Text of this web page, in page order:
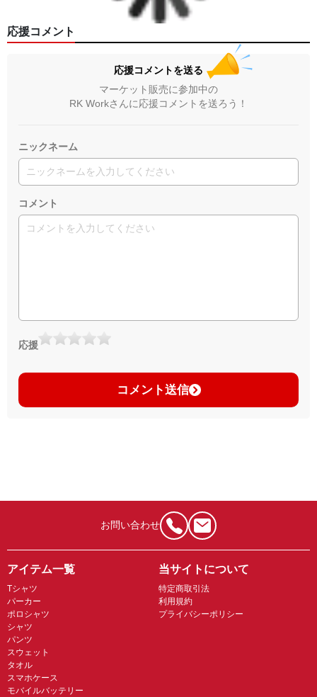
応援コメント
応援コメントを送る
マーケット販売に参加中の
RK Workさんに応援コメントを送ろう！
ニックネーム
コメント
応援
コメント送信
お問い合わせ
アイテム一覧
Tシャツ
パーカー
ポロシャツ
シャツ
パンツ
スウェット
タオル
スマホケース
モバイルバッテリー
当サイトについて
特定商取引法
利用規約
プライバシーポリシー